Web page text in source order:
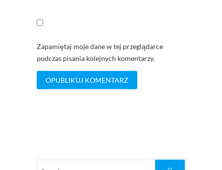
Zapamiętaj moje dane w tej przeglądarce
podczas pisania kolejnych komentarzy.